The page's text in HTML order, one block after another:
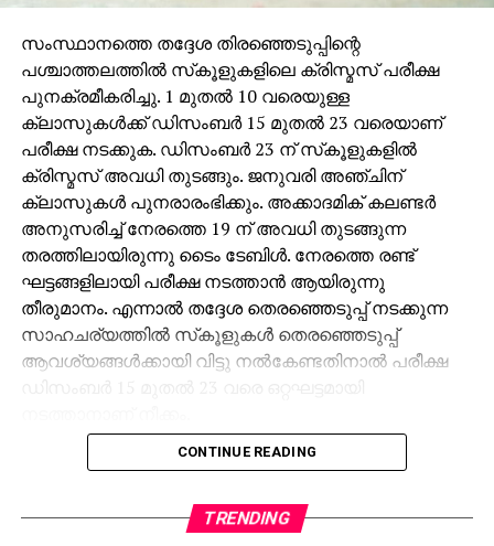
മമ്മൂട്ടിക്കുള്ള കഴിവ് അപാരമാണ്. അമരത്തിലെയും
ഉദ്യാനപാലകനിലെയും അദ്ദേഹത്തിന്റെ നടപ്പ്,
ഭ്രമയുഗത്തിലെയും ഭൂതകണ്ണാടിയിലെയും നോട്ടം
ഒക്കെ ഈ ഭാവഭിനയ പൂർണതയുടെ അടയാളങ്ങളാണ്.
കണ്ണുകൾ കൊണ്ട് മാത്രം പേടിപ്പിക്കാനും
കരയിപ്പിക്കാനും ചിരിപ്പിക്കാനും (കാഴ്ച്ച ) കഴിയുന്ന
അപൂർവം നടന്മാരിൽ ഒരാൾ! ഒരു വടക്കൻ വീരഗാഥ,
അമരം, വാത്സല്യം, കാഴ്ച, മൃഗയ, വിധേയൻ,
ഭൂതകണ്ണാടി, മതിലുകൾ, പാലേരി മാണിക്യം, പൊന്തൻ
മാട, പ്രാഞ്ചിയേട്ടൻ, അരയന്നങ്ങളുടെ വീട്, യാത്ര,
ന്യൂ ഡൽഹി, നിറക്കൂട്ടു അങ്ങനെ എത്ര എത്ര
ചിത്രങ്ങളിൽ കൂടി മമ്മൂട്ടി നമ്മെ വിസ്മയിപ്പിച്ചിട്ടുണ്ട്.
ഇനിയും അഭിനയിക്കാനുള്ള അടങ്ങാത്ത ആർത്തി
കഴിവുള്ള സംവിധായകരുടെ കൈകളിൽ എത്തിക്കട്ടെ
മത സ്വത്വം കൊണ്ടും ഇത്രമേൽ അവഗണിക്കപ്പെട്ട
മറ്റൊരു നടനും ഇന്ത്യൻ സിനിമയിൽ ഉണ്ടാവില്ല.
സംസ്ഥാനത്തെ തദ്ദേശ തിരഞ്ഞെടുപ്പിന്റെ
പശ്ചാത്തലത്തില്‍ സ്‌കൂളുകളിലെ ക്രിസ്മസ് പരീക്ഷ
പുനക്രമീകരിച്ചു. 1 മുതല്‍ 10 വരെയുള്ള
ക്ലാസുകള്‍ക്ക് ഡിസംബര്‍ 15 മുതല്‍ 23 വരെയാണ്
പരീക്ഷ നടക്കുക. ഡിസംബര്‍ 23 ന് സ്‌കൂളുകളില്‍
ക്രിസ്മസ് അവധി തുടങ്ങും. ജനുവരി അഞ്ചിന്
ക്ലാസുകള്‍ പുനരാരംഭിക്കും. അക്കാദമിക് കലണ്ടര്‍
അനുസരിച്ച് നേരത്തെ 19 ന് അവധി തുടങ്ങുന്ന
തരത്തിലായിരുന്നു ടൈം ടേബിള്‍. നേരത്തെ രണ്ട്
ഘട്ടങ്ങളിലായി പരീക്ഷ നടത്താന്‍ ആയിരുന്നു
തീരുമാനം. എന്നാല്‍ തദ്ദേശ തെരഞ്ഞെടുപ്പ് നടക്കുന്ന
സാഹചര്യത്തില്‍ സ്‌കൂളുകള്‍ തെരഞ്ഞെടുപ്പ്
ആവശ്യങ്ങള്‍ക്കായി വിട്ടു നല്‍കേണ്ടതിനാല്‍ പരീക്ഷ
CONTINUE READING
TRENDING